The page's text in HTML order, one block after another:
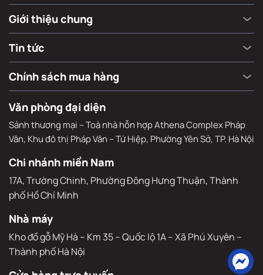
Giới thiệu chung
Tin tức
Chính sách mua hàng
Văn phòng đại diện
Sảnh thương mại – Toà nhà hỗn hợp Athena Complex Pháp
Vân, Khu đô thị Pháp Vân – Tứ Hiệp, Phường Yên Sở, TP. Hà Nội
Chi nhánh miền Nam
17A, Trường Chinh, Phường Đông Hưng Thuận, Thành
phố Hồ Chí Minh
Nhà máy
Kho đồ gỗ Mỹ Hà – Km 35 – Quốc lộ 1A – Xã Phú Xuyên –
Thành phố Hà Nội